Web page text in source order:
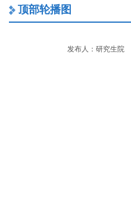
顶部轮播图
发布人：研究生院